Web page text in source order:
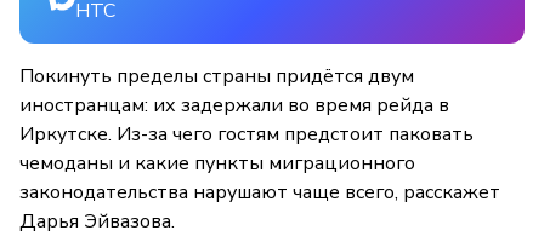
НТС
Покинуть пределы страны придётся двум
иностранцам: их задержали во время рейда в
Иркутске. Из-за чего гостям предстоит паковать
чемоданы и какие пункты миграционного
законодательства нарушают чаще всего, расскажет
Дарья Эйвазова.